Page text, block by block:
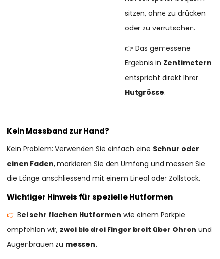
sitzen, ohne zu drücken
oder zu verrutschen.
👉 Das gemessene
Ergebnis in Zentimetern
entspricht direkt Ihrer
Hutgrösse.
Kein Massband zur Hand?
Kein Problem: Verwenden Sie einfach eine Schnur oder
einen Faden, markieren Sie den Umfang und messen Sie
die Länge anschliessend mit einem Lineal oder Zollstock.
Wichtiger Hinweis für spezielle Hutformen
👉Bei sehr flachen Hutformen wie einem Porkpie
empfehlen wir, zwei bis drei Finger breit über Ohren und
Augenbrauen zu messen.